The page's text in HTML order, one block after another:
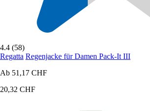
4.4 (58)
Regatta Regenjacke für Damen Pack-It III
Ab 51,17 CHF
20,32 CHF